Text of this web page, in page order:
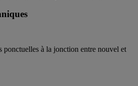
ponctuelles à la jonction entre nouvel et